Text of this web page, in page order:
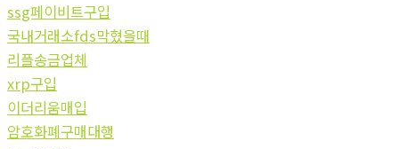
ssg페이비트구입
국내거래소fds막혔을때
리플송금업체
xrp구입
이더리움매입
암호화폐구매대행